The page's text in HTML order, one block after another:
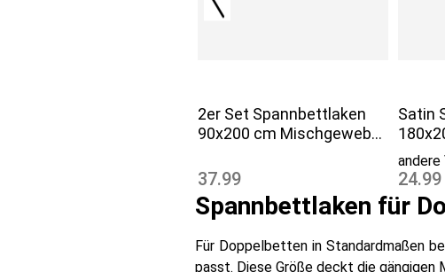
2er Set Spannbettlaken
90x200 cm Mischgewebe
37.99
Satin
25
andere
24.99
Spannbettlaken für
Für Doppelbetten in Standardmaßen
passt. Diese Größe deckt die